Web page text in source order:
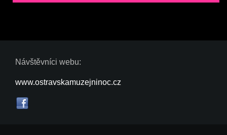
Návštěvníci webu:
www.ostravskamuzejninoc.cz